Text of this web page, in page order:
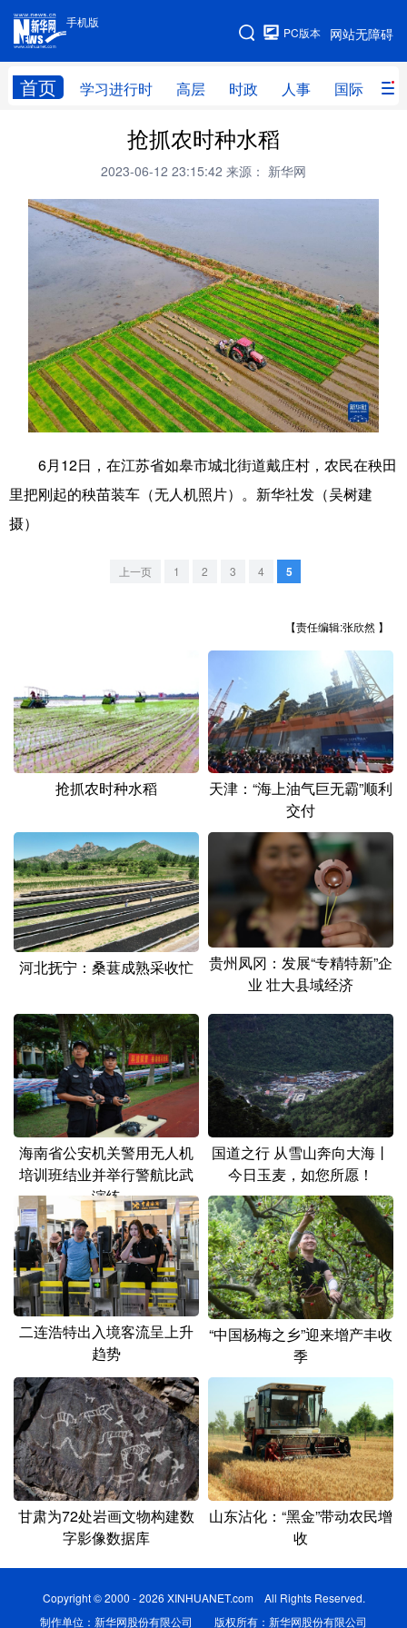
手机版
网站无障碍
PC版本
首页 学习进行时 高层 时政 人事 国际 财
手机版
网站地图
高层 时政
财经 网评
台湾
科技 科创
书画 健康 军事
视频 图片 政务
法律 中央文件 金融 汽车
食品 人居 信息化 数字经济
北京 天津 河北 山西
辽宁 吉林 上海 江苏
浙江 安徽 福建 江西
广东 广西 海南 重庆
四川 贵州 云南 西藏
陕西 甘肃 青海 宁夏
新疆 内蒙古 黑龙江
多语种频道
English Español Français عربى
Русский язык 日本語 한국어
Deutsch Português
抢抓农时种水稻
2023-06-12 23:15:42 来源： 新华网
6月12日，在江苏省如皋市城北街道戴庄村，农民在秧田
里把刚起的秧苗装车（无人机照片）。新华社发（吴树建
摄）
上一页 1 2 3 4 5
【责任编辑:张欣然 】
抢抓农时种水稻
天津：“海上油气巨无霸”顺利
交付
河北抚宁：桑葚成熟采收忙
贵州凤冈：发展“专精特新”企
业 壮大县域经济
海南省公安机关警用无人机
培训班结业并举行警航比武
演练
国道之行 从雪山奔向大海丨
今日玉麦，如您所愿！
二连浩特出入境客流呈上升
趋势
“中国杨梅之乡”迎来增产丰收
季
甘肃为72处岩画文物构建数
字影像数据库
山东沾化：“黑金”带动农民增
收
Copyright © 2000 - 2026 XINHUANET.com All Rights Reserved.
制作单位：新华网股份有限公司 版权所有：新华网股份有限公司